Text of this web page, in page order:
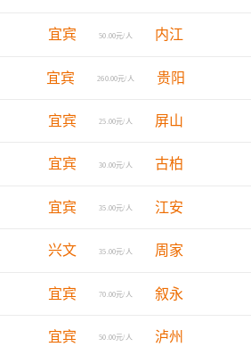
宜宾 50.00元/人 内江
宜宾 260.00元/人 贵阳
宜宾 25.00元/人 屏山
宜宾 30.00元/人 古柏
宜宾 35.00元/人 江安
兴文 35.00元/人 周家
宜宾 70.00元/人 叙永
宜宾 50.00元/人 泸州